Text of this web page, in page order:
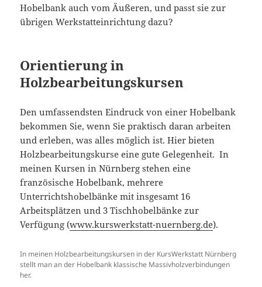
Hobelbank auch vom Äußeren, und passt sie zur
übrigen Werkstatteinrichtung dazu?
Orientierung in
Holzbearbeitungskursen
Den umfassendsten Eindruck von einer Hobelbank
bekommen Sie, wenn Sie praktisch daran arbeiten
und erleben, was alles möglich ist. Hier bieten
Holzbearbeitungskurse eine gute Gelegenheit. In
meinen Kursen in Nürnberg stehen eine
französische Hobelbank, mehrere
Unterrichtshobelbänke mit insgesamt 16
Arbeitsplätzen und 3 Tischhobelbänke zur
Verfügung (www.kurswerkstatt-nuernberg.de).
In meinen Holzbearbeitungskursen in der KursWerkstatt Nürnberg
stellt man an der Hobelbank klassische Massivholzverbindungen
her.